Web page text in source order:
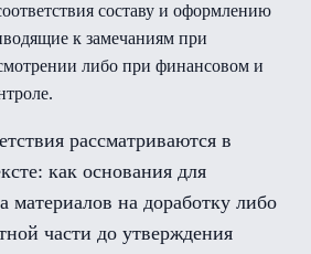
составу и оформлению
к замечаниям при
либо при финансовом и
рассматриваются в
как основания для
материалов на доработку либо
части до утверждения